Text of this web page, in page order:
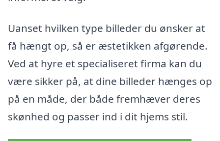
Uanset hvilken type billeder du ønsker at
få hængt op, så er æstetikken afgørende.
Ved at hyre et specialiseret firma kan du
være sikker på, at dine billeder hænges op
på en måde, der både fremhæver deres
skønhed og passer ind i dit hjems stil.